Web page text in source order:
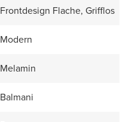
Frontdesign Flache, Grifflos
Modern
Melamin
Balmani